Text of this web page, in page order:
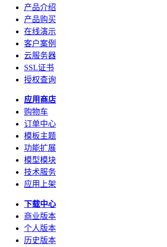
产品介绍
产品购买
在线演示
客户案例
云服务器
SSL证书
授权查询
应用商店
购物车
订单中心
模板主题
功能扩展
模型模块
技术服务
应用上架
下载中心
商业版本
个人版本
历史版本